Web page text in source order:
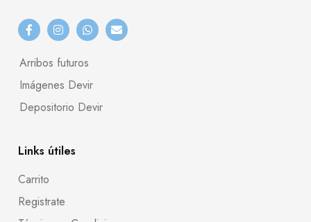
Arribos futuros
Imágenes Devir
Depositorio Devir
Links útiles
Carrito
Registrate